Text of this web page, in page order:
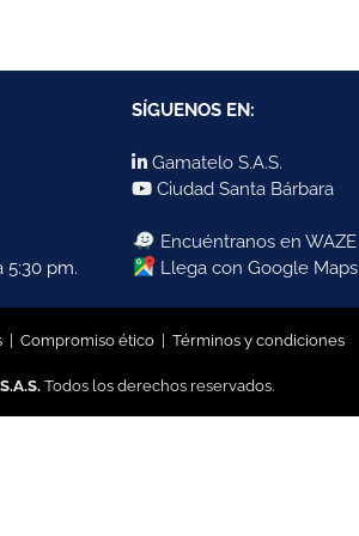
5:30 pm.
SÍGUENOS EN:
Gamatelo S.A.S.
Ciudad Santa Bárbara
Encuéntranos en WAZE
Llega con Google Maps
Compromiso ético Términos y condiciones
Todos los derechos reservados.